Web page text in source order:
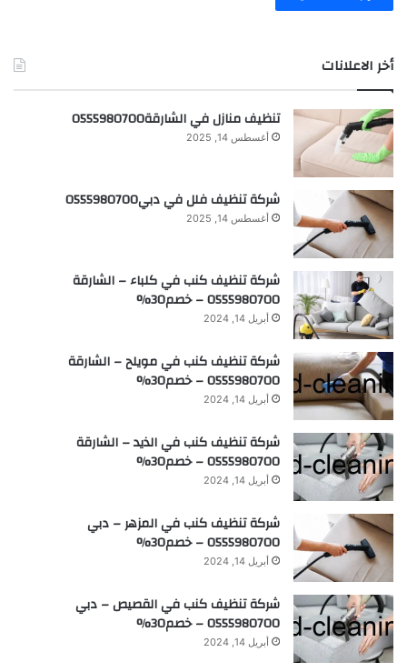
أخر الاعلانات
تنظيف منازل في الشارقة0555980700
أغسطس 14, 2025
شركة تنظيف فلل في دبي0555980700
أغسطس 14, 2025
شركة تنظيف كنب في كلباء – الشارقة
0555980700 – خصم30%
أبريل 14, 2024
شركة تنظيف كنب في مويلح – الشارقة
0555980700 – خصم30%
أبريل 14, 2024
شركة تنظيف كنب في الذيد – الشارقة
0555980700 – خصم30%
أبريل 14, 2024
شركة تنظيف كنب في المزهر – دبي
0555980700 – خصم30%
أبريل 14, 2024
شركة تنظيف كنب في القصيص – دبي
0555980700 – خصم30%
أبريل 14, 2024